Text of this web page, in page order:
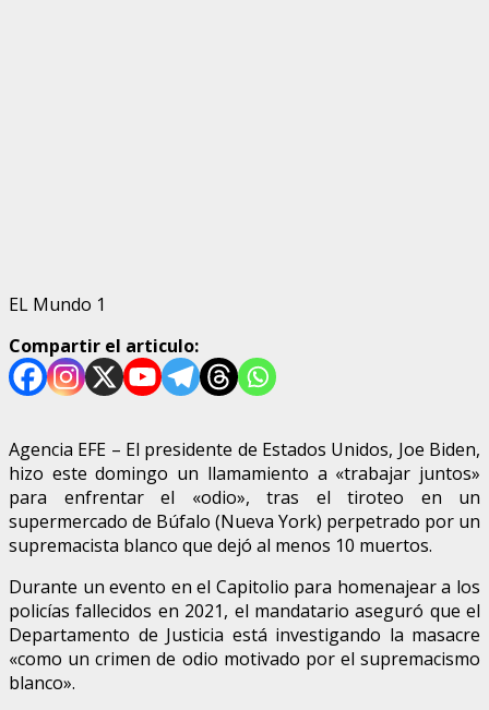
EL Mundo 1
Compartir el articulo:
Agencia EFE – El presidente de Estados Unidos, Joe Biden,
hizo este domingo un llamamiento a «trabajar juntos»
para enfrentar el «odio», tras el tiroteo en un
supermercado de Búfalo (Nueva York) perpetrado por un
supremacista blanco que dejó al menos 10 muertos.
Durante un evento en el Capitolio para homenajear a los
policías fallecidos en 2021, el mandatario aseguró que el
Departamento de Justicia está investigando la masacre
«como un crimen de odio motivado por el supremacismo
blanco».